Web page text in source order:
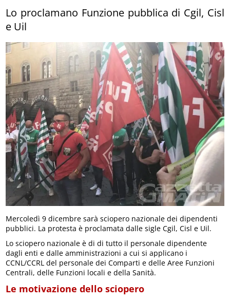
Lo proclamano Funzione pubblica di Cgil, Cisl
e Uil
Mercoledì 9 dicembre sarà sciopero nazionale dei dipendenti
pubblici. La protesta è proclamata dalle sigle Cgil, Cisl e Uil.
Lo sciopero nazionale è di di tutto il personale dipendente
dagli enti e dalle amministrazioni a cui si applicano i
CCNL/CCRL del personale dei Comparti e delle Aree Funzioni
Centrali, delle Funzioni locali e della Sanità.
Le motivazione dello sciopero